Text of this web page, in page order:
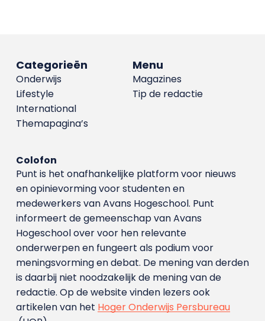
Menu
Magazines
Tip de redactie
Categorieën
Onderwijs
Lifestyle
International
Themapagina’s
Colofon
Punt is het onafhankelijke platform voor nieuws
en opinievorming voor studenten en
medewerkers van Avans Hoge­school. Punt
informeert de gemeenschap van Avans
Hogeschool over voor hen relevante
onderwerpen en fungeert als podium voor
meningsvorming en debat. De mening van derden
is daarbij niet noodzakelijk de mening van de
redactie. Op de website vinden lezers ook
artikelen van het Hoger Onderwijs Persbureau